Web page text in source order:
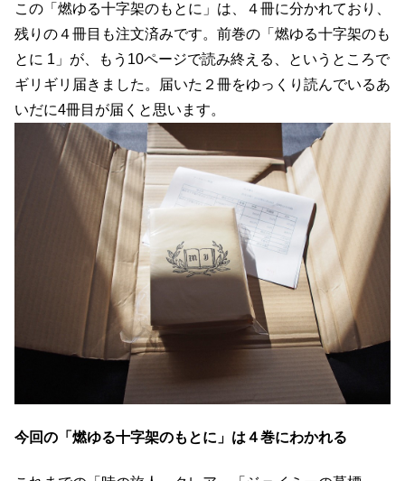
この「燃ゆる十字架のもとに」は、４冊に分かれており、
残りの４冊目も注文済みです。前巻の「燃ゆる十字架のも
とに 1」が、もう10ページで読み終える、というところで
ギリギリ届きました。届いた２冊をゆっくり読んでいるあ
いだに4冊目が届くと思います。
今回の「燃ゆる十字架のもとに」は４巻にわかれる